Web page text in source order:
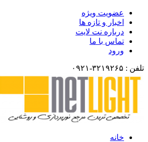
عضویت ویژه
اخبار و تازه ها
درباره نت لایت
تماس با ما
ورود
: ۳۲۱۹۲۶۵-۰۹۲۱
خانه